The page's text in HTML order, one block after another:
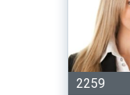
2259